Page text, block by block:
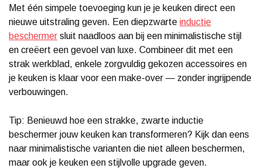
Met één simpele toevoeging kun je je keuken direct een
nieuwe uitstraling geven. Een diepzwarte inductie
beschermer sluit naadloos aan bij een minimalistische stijl
en creëert een gevoel van luxe. Combineer dit met een
strak werkblad, enkele zorgvuldig gekozen accessoires en
je keuken is klaar voor een make-over — zonder ingrijpende
verbouwingen.
Tip: Benieuwd hoe een strakke, zwarte inductie
beschermer jouw keuken kan transformeren? Kijk dan eens
naar minimalistische varianten die niet alleen beschermen,
maar ook je keuken een stijlvolle upgrade geven.